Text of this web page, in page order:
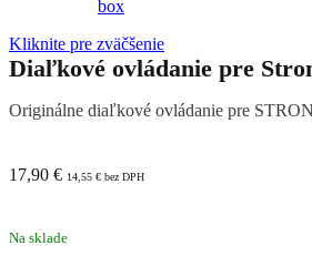
Kliknite pre zväčšenie
Diaľkové ovládanie pre
Originálne diaľkové ovládanie pre
17,90 € 14,55 € bez DPH
Na sklade